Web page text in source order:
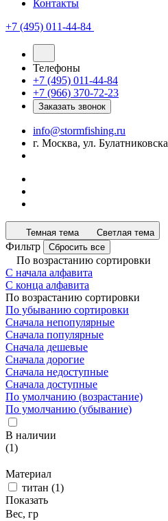
Контакты
+7 (495) 011-44-84
Телефоны
+7 (495) 011-44-84
+7 (966) 370-72-23
Заказать звонок
info@stormfishing.ru
г. Москва, ул.
Темная тема Светлая тема
Фильтр Сбросить все
По возрастанию сортировки
С начала алфавита
С конца алфавита
По возрастанию сортировки
По убыванию сортировки
Сначала непопулярные
Сначала популярные
Сначала дешевые
Сначала дорогие
Сначала недоступные
Сначала доступные
По умолчанию (возрастание)
По умолчанию (убывание)
В наличии
(1)
Материал
титан (1)
Показать
Вес, гр